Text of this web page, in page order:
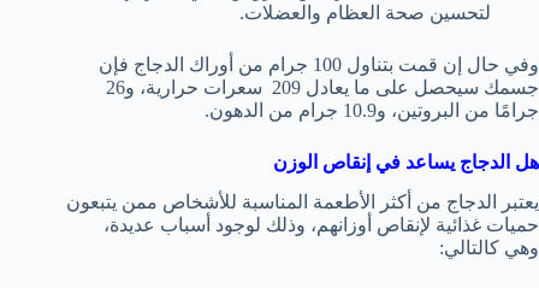
لتحسين صحة العظام والعضلات.
وفي حال إن قمت بتناول 100 جرام من أوراك الدجاج فإن
جسمك سيحصل على ما يعادل 209 سعرات حرارية، و26
جرامًا من البروتين، و10.9 جرام من الدهون.
هل الدجاج يساعد في إنقاص الوزن
يعتبر الدجاج من أكثر الأطعمة المناسبة للأشخاص ممن يتبعون
حميات غذائية لإنقاص أوزانهم، وذلك لوجود أسباب عديدة،
وهي كالتالي: